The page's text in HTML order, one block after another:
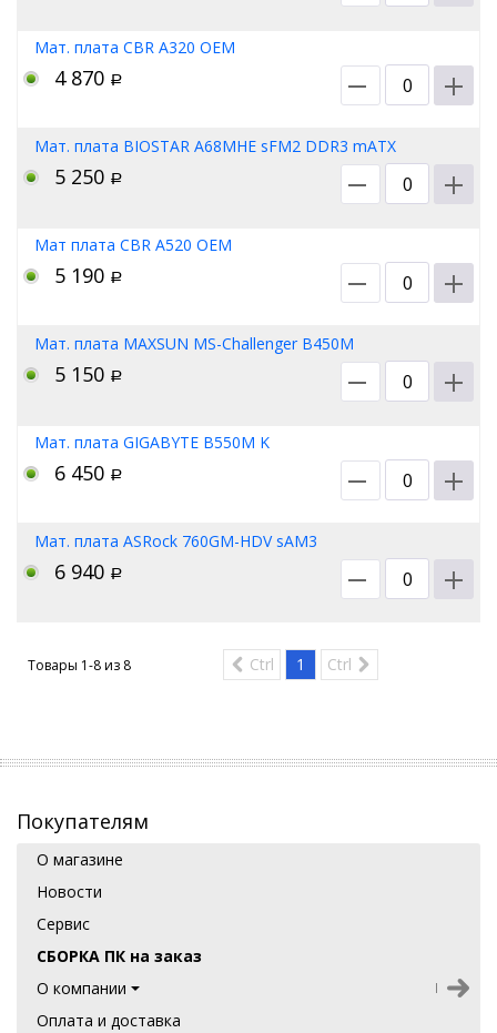
Мат. плата CBR A320 OEM
4 870 Р
Мат. плата BIOSTAR A68MHE sFM2 DDR3 mATX
5 250 Р
Мат плата CBR A520 OEM
5 190 Р
Мат. плата MAXSUN MS-Challenger B450M
5 150 Р
Мат. плата GIGABYTE B550M K
6 450 Р
Мат. плата ASRock 760GM-HDV sAM3
6 940 Р
Товары 1-8 из 8 Ctrl 1 Ctrl
Покупателям
О магазине
Новости
Сервис
СБОРКА ПК на заказ
О компании
Оплата и доставка